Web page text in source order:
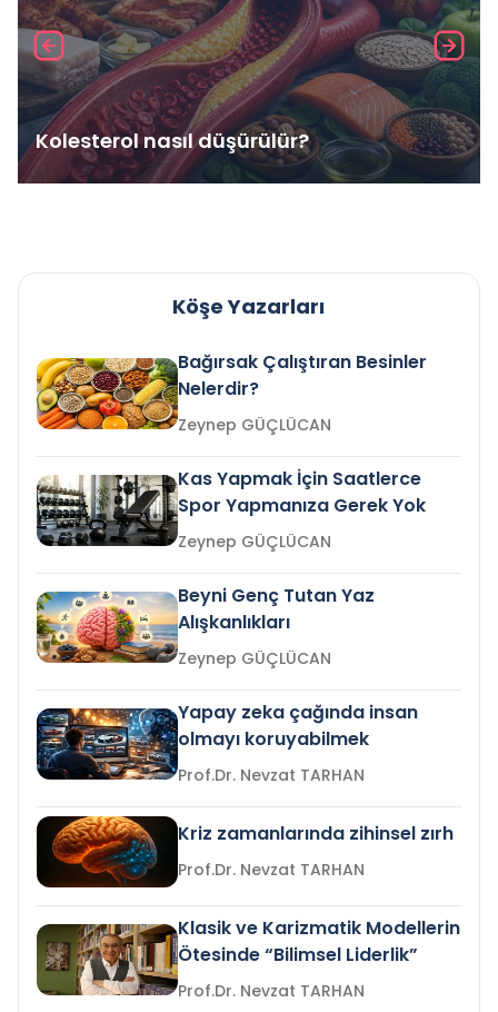
Kolesterol nasıl düşürülür?
Köşe Yazarları
Bağırsak Çalıştıran Besinler
Nelerdir?
Zeynep GÜÇLÜCAN
Kas Yapmak İçin Saatlerce
Spor Yapmanıza Gerek Yok
Zeynep GÜÇLÜCAN
Beyni Genç Tutan Yaz
Alışkanlıkları
Zeynep GÜÇLÜCAN
Yapay zeka çağında insan
olmayı koruyabilmek
Prof.Dr. Nevzat TARHAN
Kriz zamanlarında zihinsel zırh
Prof.Dr. Nevzat TARHAN
Klasik ve Karizmatik Modellerin
Ötesinde “Bilimsel Liderlik”
Prof.Dr. Nevzat TARHAN